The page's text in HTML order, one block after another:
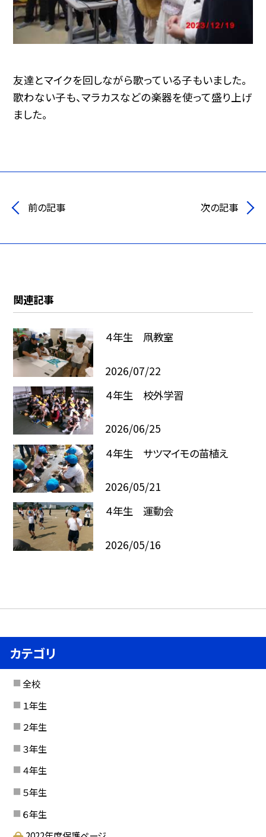
友達とマイクを回しながら歌っている子もいました。
歌わない子も、マラカスなどの楽器を使って盛り上げ
ました。
前の記事 次の記事
関連記事
４年生 凧教室
2026/07/22
４年生 校外学習
2026/06/25
４年生 サツマイモの苗植え
2026/05/21
４年生 運動会
2026/05/16
カテゴリ
全校
１年生
２年生
３年生
４年生
５年生
６年生